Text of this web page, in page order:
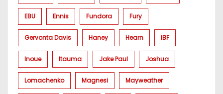
EBU Ennis Fundora Fury
Gervonta Davis Haney Hearn IBF
Inoue Itauma Jake Paul Joshua
Lomachenko Magnesi Mayweather